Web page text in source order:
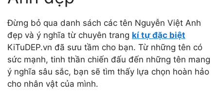
Đừng bỏ qua danh sách các tên Nguyễn Việt Anh
đẹp và ý nghĩa từ chuyên trang kí tự đặc biệt
KiTuDEP.vn đã sưu tầm cho bạn. Từ những tên có
sức mạnh, tinh thần chiến đấu đến những tên mang
ý nghĩa sâu sắc, bạn sẽ tìm thấy lựa chọn hoàn hảo
cho nhân vật của mình.